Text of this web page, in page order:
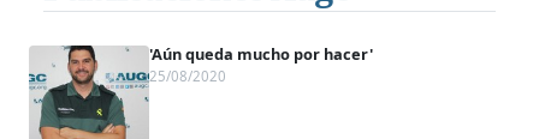
'Aún queda mucho por hacer'
25/08/2020